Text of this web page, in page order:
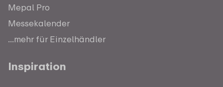
Mepal Pro
Messekalender
...mehr für Einzelhändler
Inspiration